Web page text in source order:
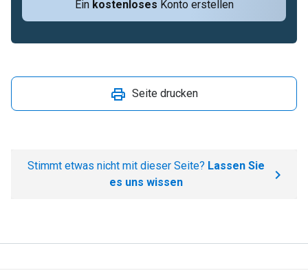
Ein kostenloses Konto erstellen
Seite drucken
Stimmt etwas nicht mit dieser Seite? Lassen Sie
es uns wissen